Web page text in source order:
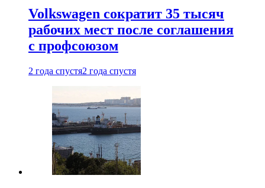
Volkswagen сократит 35 тысяч
рабочих мест после соглашения
с профсоюзом
2 года спустя2 года спустя